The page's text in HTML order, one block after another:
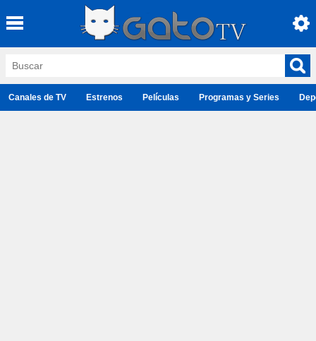
Canales de TV Estrenos Películas Programas y Series